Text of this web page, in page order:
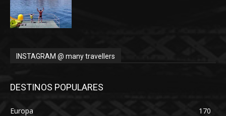
INSTAGRAM @ many travellers
DESTINOS POPULARES
Europa
170